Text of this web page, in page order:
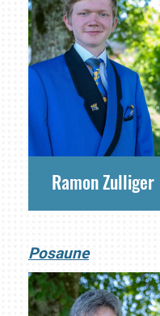
Ramon Zulliger
Posaune